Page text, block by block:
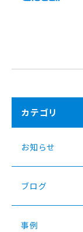
カテゴリ
お知らせ
ブログ
事例